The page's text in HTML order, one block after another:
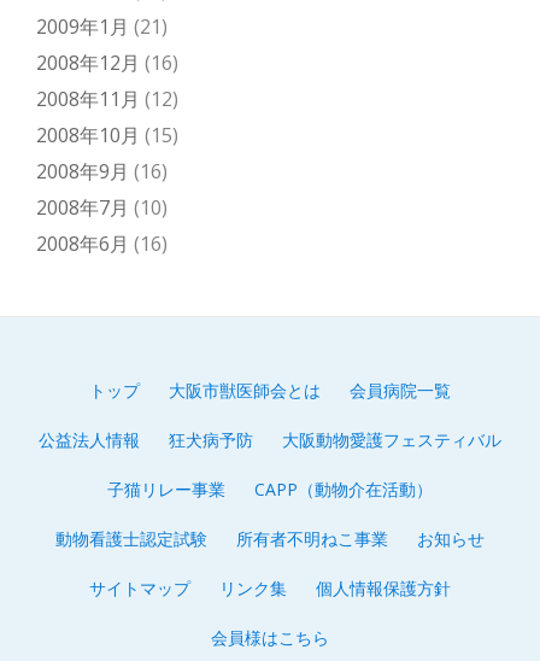
2009年1月 (21)
2008年12月 (16)
2008年11月 (12)
2008年10月 (15)
2008年9月 (16)
2008年7月 (10)
2008年6月 (16)
ニ
トップ 大阪市獣医師会とは 会員病院一覧
公益法人情報 狂犬病予防 大阪動物愛護フェスティバル
子猫リレー事業 CAPP（動物介在活動）
動物看護士認定試験 所有者不明ねこ事業 お知らせ
サイトマップ リンク集 個人情報保護方針
会員様はこちら